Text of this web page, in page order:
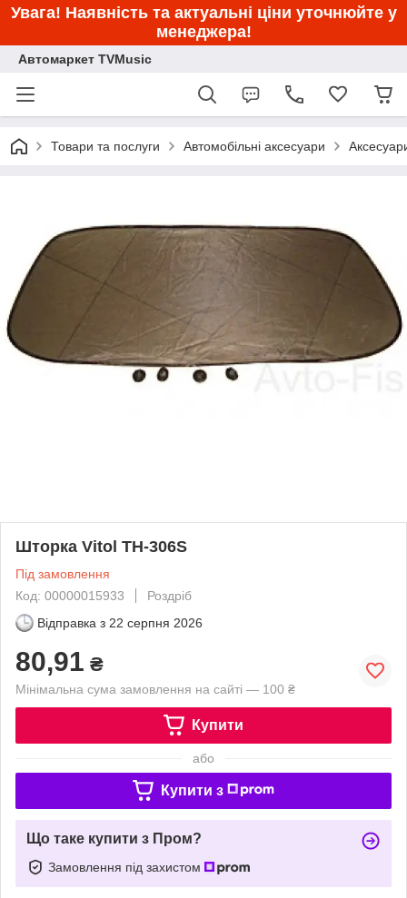
Увага! Наявність та актуальні ціни уточнюйте у
менеджера!
Автомаркет TVMusic
Товари та послуги Автомобільні аксесуари
Шторка Vitol TH-306S
Під замовлення
Код: 00000015933
Роздріб
Відправка з 22 серпня 2026
80,91 ₴
Мінімальна сума замовлення на сайті — 100 ₴
Купити
або
Купити з
Що таке купити з Пром?
Замовлення під захистом